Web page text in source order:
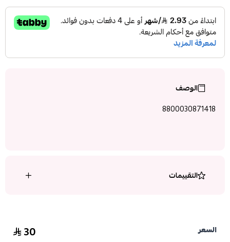
الوصف
8800030871418
التقييمات
السعر 30